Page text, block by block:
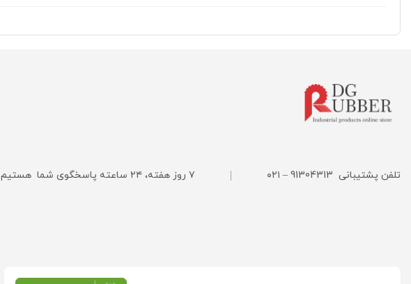
تلفن پشتیبانی 91304313 – ۰۲۱ ۷ روز هفته، ۲۴ ساعته پاسخگوی شما هستیم